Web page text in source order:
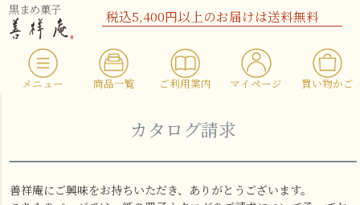
黒まめ菓子 税込5,400円以上のお届けは送料無料
メニュー 商品一覧 ご利用案内 マイページ 買い物かご
カタログ請求
善祥庵にご興味をお持ちいただき、ありがとうございます。